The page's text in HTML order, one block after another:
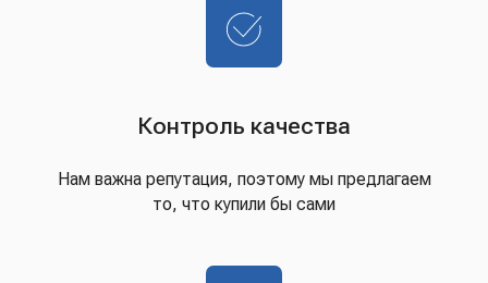
Контроль качества
Нам важна репутация, поэтому мы предлагаем
то, что купили бы сами